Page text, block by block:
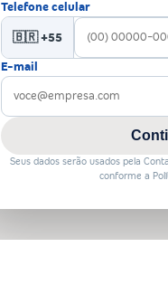
Telefone celular
🇧🇷 +55
E-mail
Seus dados serão usados pela
conforme a